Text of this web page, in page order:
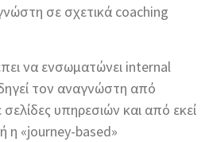
σε σχετικά coaching
να ενσωματώνει internal
τον αναγνώστη από
υπηρεσιών και από εκεί
η «journey-based»